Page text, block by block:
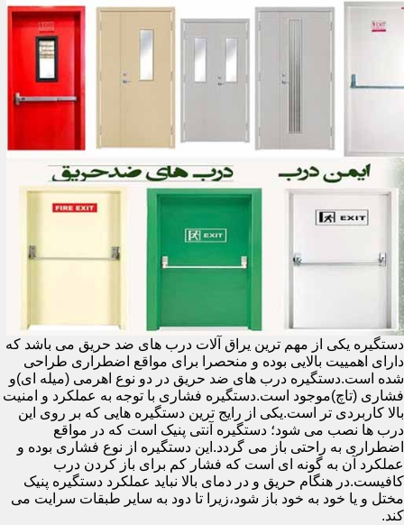
دستگیره یکی از مهم ترین یراق آلات درب های ضد حریق می باشد که
دارای اهمییت بالایی بوده و منحصرا برای مواقع اضطراری طراحی
شده است.دستگیره درب های ضد حریق در دو نوع اهرمی (میله ای)و
فشاری (تاچ)موجود است.دستگیره فشاری با توجه به عملکرد و امنیت
بالا کاربردی تر است.یکی از رایج ترین دستگیره هایی که بر روی این
درب ها نصب می شود؛ دستگیره آنتی پنیک است که در مواقع
اضطراری به راحتی باز می گردد.این دستگیره از نوع فشاری بوده و
عملکرد آن به گونه ای است که فشار کم برای باز کردن درب
کافیست.در هنگام حریق و در دمای بالا نباید عملکرد دستگیره پنیک
مختل و یا خود به خود باز شود،زیرا تا دود به سایر طبقات سرایت می
کند.